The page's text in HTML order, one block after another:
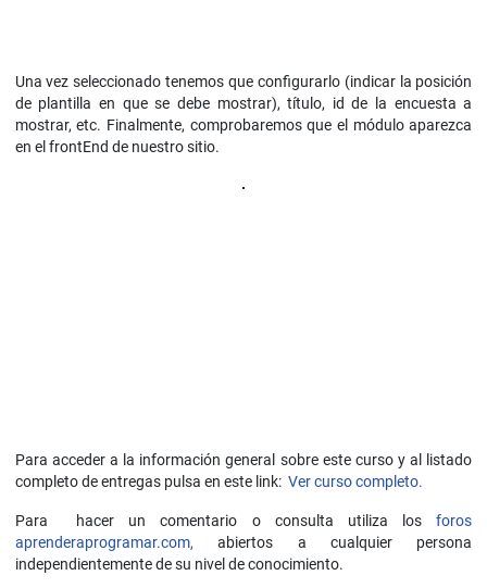
Una vez seleccionado tenemos que configurarlo (indicar la posición
de plantilla en que se debe mostrar), título, id de la encuesta a
mostrar, etc. Finalmente, comprobaremos que el módulo aparezca
en el frontEnd de nuestro sitio.
Para acceder a la información general sobre este curso y al listado
completo de entregas pulsa en este link: Ver curso completo.
Para hacer un comentario o consulta utiliza losforos
aprenderaprogramar.com, abiertos a cualquier persona
independientemente de su nivel de conocimiento.